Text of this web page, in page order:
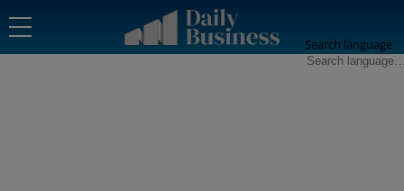
Search language